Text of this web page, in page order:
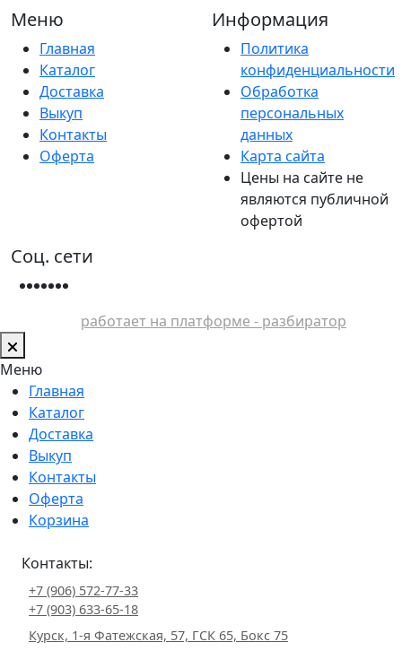
Меню
Главная
Каталог
Доставка
Выкуп
Контакты
Оферта
Информация
Политика
конфиденциальности
Обработка
персональных
данных
Карта сайта
Цены на сайте не
являются публичной
офертой
Соц. сети
работает на платформе - разбиратор
Меню
Главная
Каталог
Доставка
Выкуп
Контакты
Оферта
Корзина
Контакты:
+7 (906) 572-77-33
+7 (903) 633-65-18
Курск, 1-я Фатежская, 57, ГСК 65, Бокс 75